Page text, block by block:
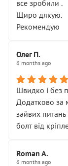
все зробили .
Щиро дякую.
Рекомендую
Олег П.
6 months ago
Швидко і без
Додатково за
зайвих питань
болт від
Roman A.
6 months ago